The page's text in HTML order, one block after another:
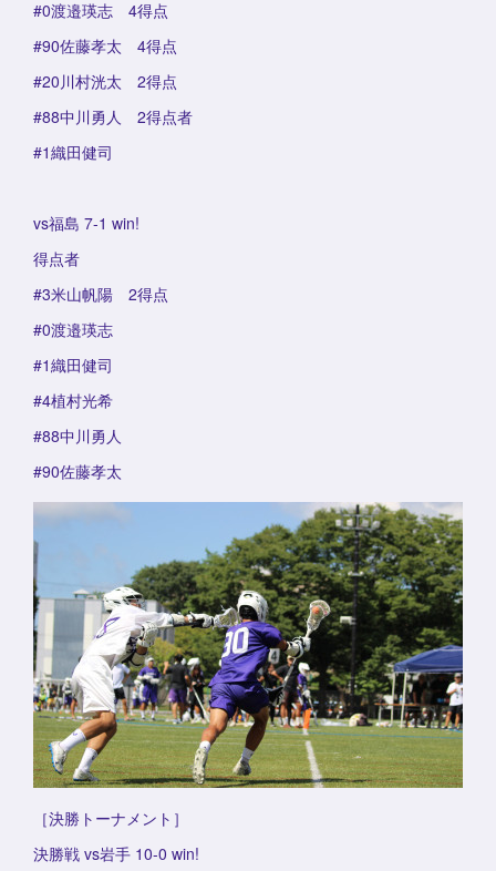
#0渡邉瑛志 4得点
#90佐藤孝太 4得点
#20川村洸太 2得点
#88中川勇人 2得点者
#1織田健司
vs福島 7-1 win!
得点者
#3米山帆陽 2得点
#0渡邉瑛志
#1織田健司
#4植村光希
#88中川勇人
#90佐藤孝太
［決勝トーナメント］
決勝戦 vs岩手 10-0 win!